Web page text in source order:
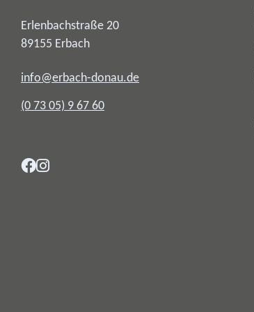
Erlenbachstraße 20
89155 Erbach
info@erbach-donau.de
(0 73 05) 9 67 60